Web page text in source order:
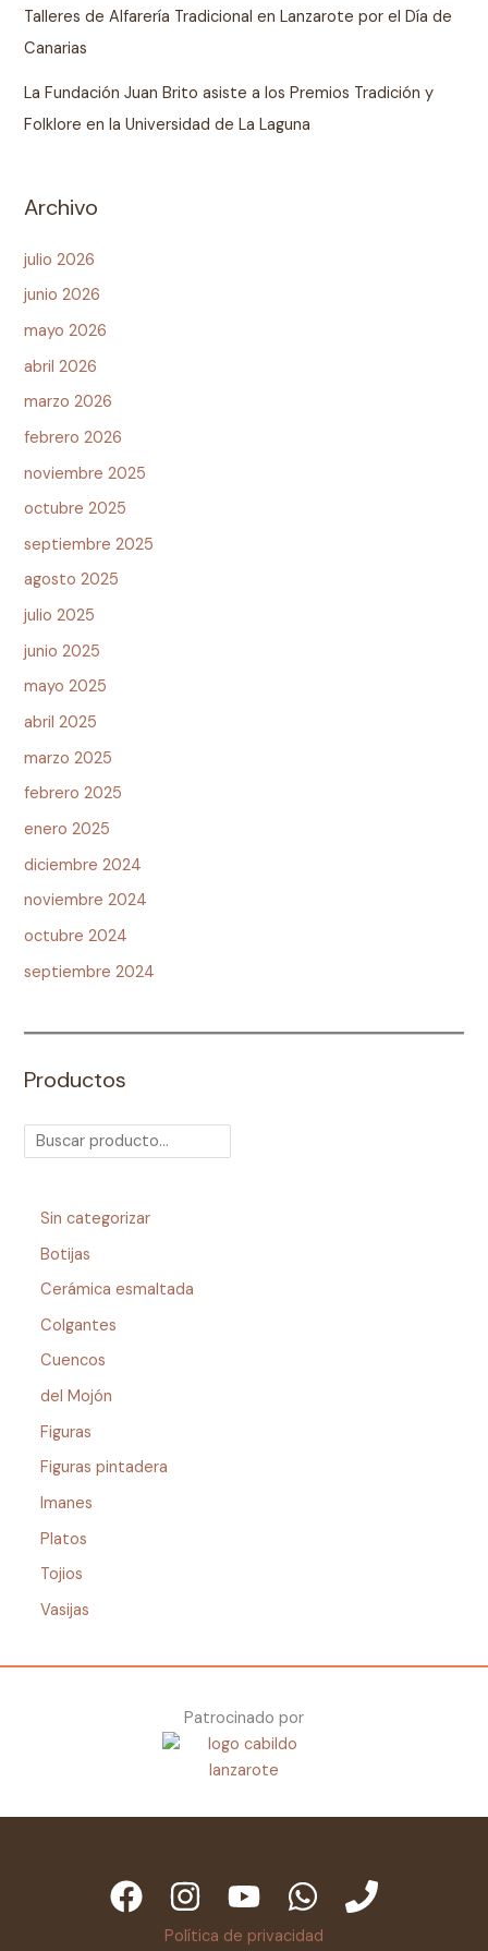
Talleres de Alfarería Tradicional en Lanzarote por el Día de
Canarias
La Fundación Juan Brito asiste a los Premios Tradición y
Folklore en la Universidad de La Laguna
Archivo
julio 2026
junio 2026
mayo 2026
abril 2026
marzo 2026
febrero 2026
noviembre 2025
octubre 2025
septiembre 2025
agosto 2025
julio 2025
junio 2025
mayo 2025
abril 2025
marzo 2025
febrero 2025
enero 2025
diciembre 2024
noviembre 2024
octubre 2024
septiembre 2024
Productos
Sin categorizar
Botijas
Cerámica esmaltada
Colgantes
Cuencos
del Mojón
Figuras
Figuras pintadera
Imanes
Platos
Tojios
Vasijas
Patrocinado por
Política de privacidad